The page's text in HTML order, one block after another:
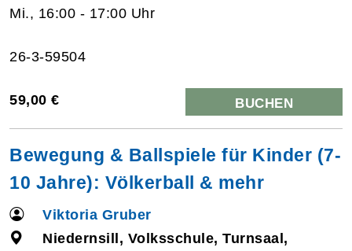
Mi., 16:00 - 17:00 Uhr
26-3-59504
59,00 € BUCHEN
Bewegung & Ballspiele für Kinder (7-
10 Jahre): Völkerball & mehr
Viktoria Gruber
Niedernsill, Volksschule, Turnsaal,